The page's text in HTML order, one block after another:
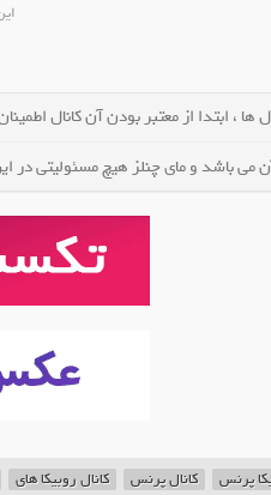
، ابتدا از معتبر بودن آن کانال
می باشد و مای چنلز هیچ مسئولیتی در
پرنس کانال پرنس کانال روبیکا های